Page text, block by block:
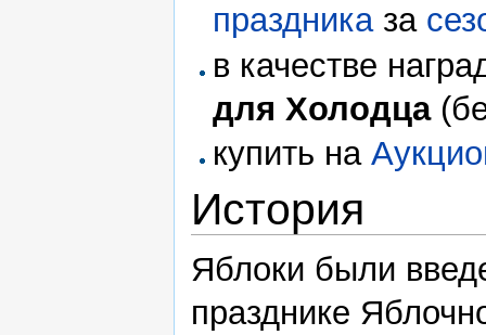
праздниказа
в качестве
для Холодца
купить на
История
Яблоки были
празднике